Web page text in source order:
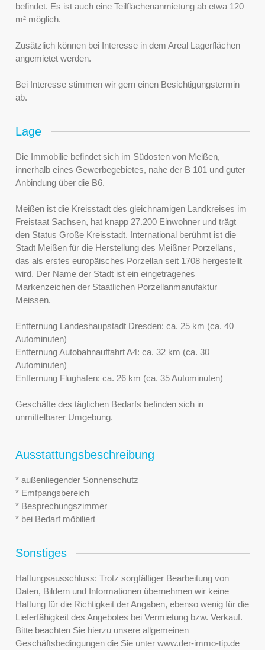
befindet. Es ist auch eine Teilflächenanmietung ab etwa 120
m² möglich.
Zusätzlich können bei Interesse in dem Areal Lagerflächen
angemietet werden.
Bei Interesse stimmen wir gern einen Besichtigungstermin
ab.
Lage
Die Immobilie befindet sich im Südosten von Meißen,
innerhalb eines Gewerbegebietes, nahe der B 101 und guter
Anbindung über die B6.
Meißen ist die Kreisstadt des gleichnamigen Landkreises im
Freistaat Sachsen, hat knapp 27.200 Einwohner und trägt
den Status Große Kreisstadt. International berühmt ist die
Stadt Meißen für die Herstellung des Meißner Porzellans,
das als erstes europäisches Porzellan seit 1708 hergestellt
wird. Der Name der Stadt ist ein eingetragenes
Markenzeichen der Staatlichen Porzellanmanufaktur
Meissen.
Entfernung Landeshaupstadt Dresden: ca. 25 km (ca. 40
Autominuten)
Entfernung Autobahnauffahrt A4: ca. 32 km (ca. 30
Autominuten)
Entfernung Flughafen: ca. 26 km (ca. 35 Autominuten)
Geschäfte des täglichen Bedarfs befinden sich in
unmittelbarer Umgebung.
Ausstattungsbeschreibung
* außenliegender Sonnenschutz
* Emfpangsbereich
* Besprechungszimmer
* bei Bedarf möbiliert
Sonstiges
Haftungsausschluss: Trotz sorgfältiger Bearbeitung von
Daten, Bildern und Informationen übernehmen wir keine
Haftung für die Richtigkeit der Angaben, ebenso wenig für die
Lieferfähigkeit des Angebotes bei Vermietung bzw. Verkauf.
Bitte beachten Sie hierzu unsere allgemeinen
Geschäftsbedingungen die Sie unter www.der-immo-tip.de